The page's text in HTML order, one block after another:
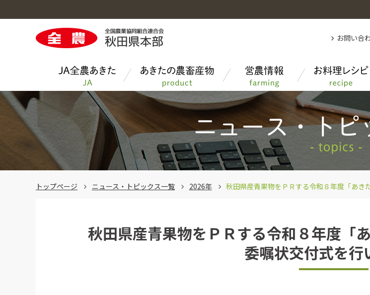
お問い合
ＪＡ全農あきたのトップへ 各部紹介
あきたの農畜産物のトップへ 秋田県農業について
もっと知りたい！あきたのお米
お料理レシピのトップへ
今月のクイズ 先月のクイズの答え
トップページ ニュース・トピックス一覧 2026年 秋田県産青果物をＰＲする令和８年度「あき
秋田県産青果物をＰＲする令和８年度「
委嘱状交付式を行